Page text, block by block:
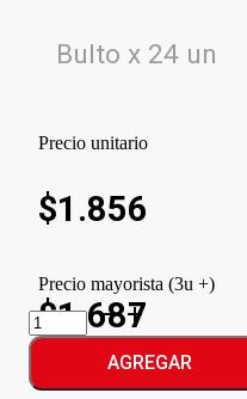
Bulto x 24 un
Precio unitario
$1.856
Precio mayorista (3u +)
$1.687
ARCOR
TOMATE
CUBETEADOAGREGAR